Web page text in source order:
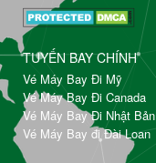
TUYẾN BAY CHÍNH
Vé Máy Bay Đi Mỹ
Vé Máy Bay Đi Canada
Vé Máy Bay Đi Nhật Bản
Vé Máy Bay đi Đài Loan